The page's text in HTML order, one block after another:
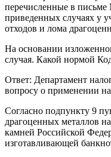
перечисленные в письме
приведенных случаях у
отходов и лома
На основании
случая. Какой нормой
Ответ: Департамент
вопросу о применении
Согласно подпункту 9
драгоценных металлов
камней Российской
изготавливающей